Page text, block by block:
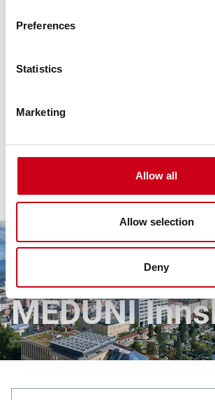
Preferences
Statistics
Marketing
Allow all
Allow selection
Deny
MEDUNI